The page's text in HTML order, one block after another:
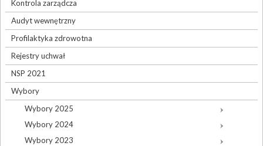
Kontrola zarządcza
Audyt wewnętrzny
Profilaktyka zdrowotna
Rejestry uchwał
NSP 2021
Wybory
Wybory 2025
Wybory 2024
Wybory 2023